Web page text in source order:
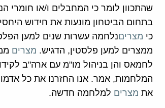
שהתכוון לומר כי המחבלים ו/או חומרי
בתחום הביטחון מונעות את חידוש
כי מצרים
ממצרים למען פלסטין, הדגיש. מצרים
לחמאס והן בניהול מו"מ עם ארה"ב
המלחמות, אמר. אנו החזרנו את כל
את מצרים למלחמה חדשה.